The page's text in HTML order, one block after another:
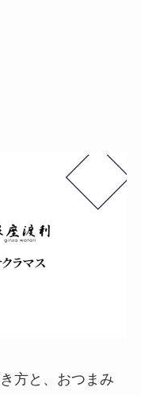
方と、おつまみ